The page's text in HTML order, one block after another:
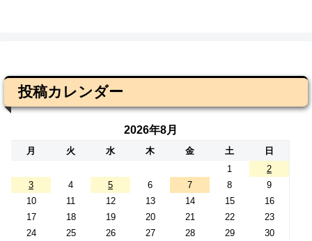
投稿カレンダー
2026年8月
月 火 水 木 金 土
日
1
2
3
4 5 6 7 8
9
10
11 12 13 14 15
16
17
18 19 20 21 22
23
24
25 26 27 28 29
30